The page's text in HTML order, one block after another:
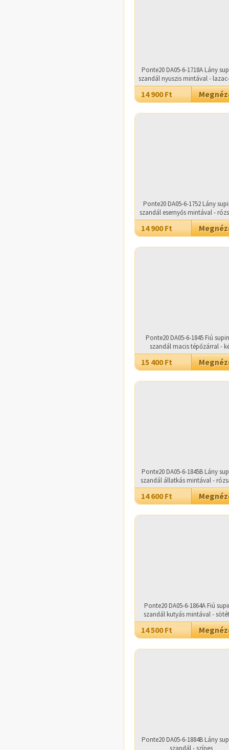
Ponte20 DA05-6-1718A Lány
szandál nyuszis mintával -
14 900 Ft
Ponte20 DA05-6-1752 Lány
szandál esernyős mintával -
14 900 Ft
Ponte20 DA05-6-1845 Fiú
szandál macis tépőzárral -
15 400 Ft
Ponte20 DA05-6-1845B Lány
szandál állatkás mintával -
14 600 Ft
Ponte20 DA05-6-1864A Fiú
szandál kutyás mintával -
14 500 Ft
Ponte20 DA05-6-1884B Lány
szandál - színes